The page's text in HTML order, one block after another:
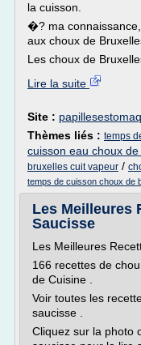
la cuisson.
�? ma
aux choux de
Les choux de
Lire la suite
Site :
Thèmes liés : temps
cuisson eau choux
bruxelles cuit vapeur /
temps de cuisson choux de
Les Meilleures
Saucisse
Les Meilleures
166 recettes de
de Cuisine .
Voir toutes les
saucisse .
Cliquez sur la photo